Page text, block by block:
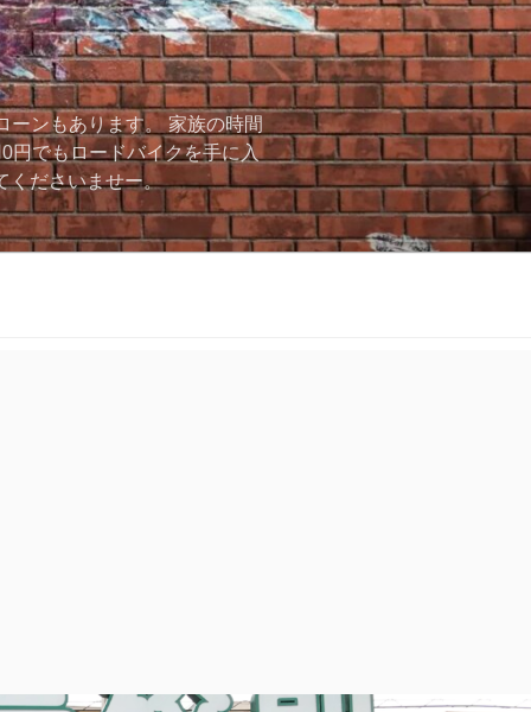
ーンもあります。 家族の時間
円でもロードバイクを手に入
くださいませー。